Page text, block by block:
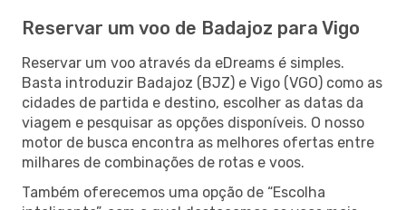
Reservar um voo de Badajoz para Vigo
Reservar um voo através da eDreams é simples.
Basta introduzir Badajoz (BJZ) e Vigo (VGO) como as
cidades de partida e destino, escolher as datas da
viagem e pesquisar as opções disponíveis. O nosso
motor de busca encontra as melhores ofertas entre
milhares de combinações de rotas e voos.
Também oferecemos uma opção de “Escolha